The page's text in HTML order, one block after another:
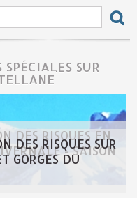
SUR
DES RISQUES EN
- SAISON
DES RISQUES SUR
GORGES DU